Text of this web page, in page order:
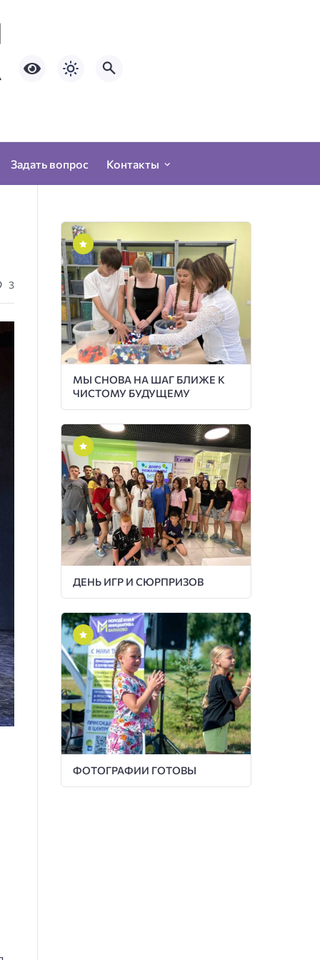
Задать вопрос Контакты
3
МЫ СНОВА НА ШАГ БЛИЖЕ К
ЧИСТОМУ БУДУЩЕМУ
ДЕНЬ ИГР И СЮРПРИЗОВ
ФОТОГРАФИИ ГОТОВЫ